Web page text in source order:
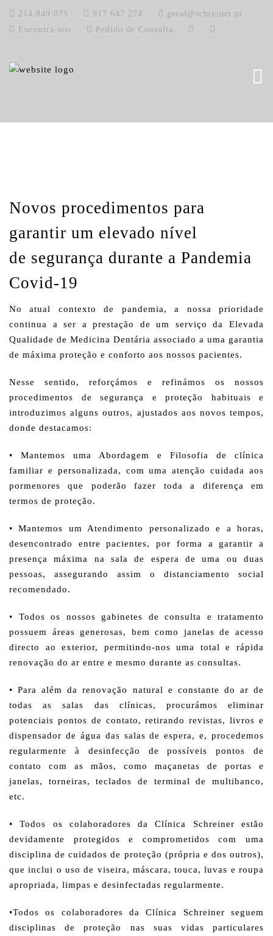
214 849 075 917 647 274
geral@schreiner.pt
Encontra-nos
Pedido de Consulta
Novos procedimentos para
garantir um elevado nível
de segurança durante a Pandemia
Covid-19
No atual contexto de pandemia, a nossa prioridade
continua a ser a prestação de um serviço da Elevada
Qualidade de Medicina Dentária associado a uma garantia
de máxima proteção e conforto aos nossos pacientes.
Nesse sentido, reforçámos e refinámos os nossos
procedimentos de segurança e proteção habituais e
introduzimos alguns outros, ajustados aos novos tempos,
donde destacamos:
• Mantemos uma Abordagem e Filosofia de clínica
familiar e personalizada, com uma atenção cuidada aos
pormenores que poderão fazer toda a diferença em
termos de proteção.
• Mantemos um Atendimento personalizado e a horas,
desencontrado entre pacientes, por forma a garantir a
presença máxima na sala de espera de uma ou duas
pessoas, assegurando assim o distanciamento social
recomendado.
• Todos os nossos gabinetes de consulta e tratamento
possuem áreas generosas, bem como janelas de acesso
directo ao exterior, permitindo-nos uma total e rápida
renovação do ar entre e mesmo durante as consultas.
• Para além da renovação natural e constante do ar de
todas as salas das clínicas, procurámos eliminar
potenciais pontos de contato, retirando revistas, livros e
dispensador de água das salas de espera, e, procedemos
regularmente à desinfecção de possíveis pontos de
contato com as mãos, como maçanetas de portas e
janelas, torneiras, teclados de terminal de multibanco,
etc.
• Todos os colaboradores da Clínica Schreiner estão
devidamente protegidos e comprometidos com uma
disciplina de cuidados de proteção (própria e dos outros),
que inclui o uso de viseira, máscara, touca, luvas e roupa
apropriada, limpas e desinfectadas regularmente.
•Todos os colaboradores da Clínica Schreiner seguem
disciplinas de proteção nas suas vidas particulares